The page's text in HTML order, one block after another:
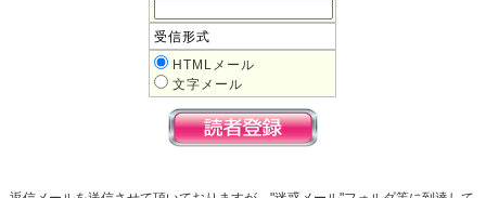
受信形式
HTMLメール
文字メール